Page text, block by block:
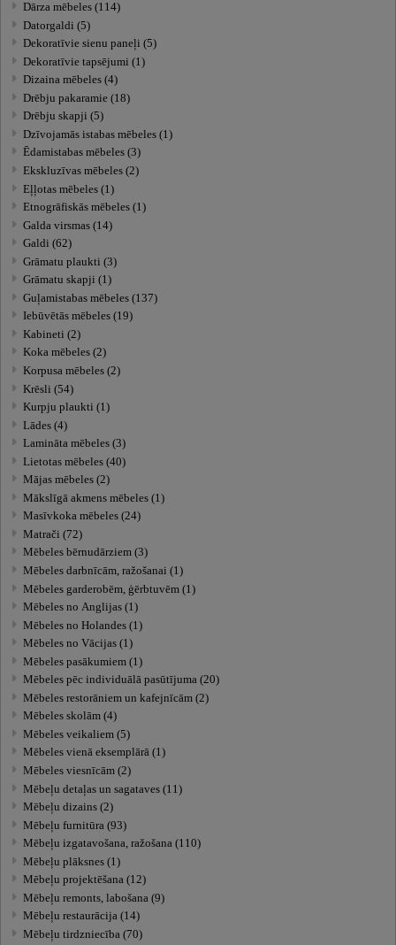
Dārza mēbeles (114)
Datorgaldi (5)
Dekoratīvie sienu paneļi (5)
Dekoratīvie tapsējumi (1)
Dizaina mēbeles (4)
Drēbju pakaramie (18)
Drēbju skapji (5)
Dzīvojamās istabas mēbeles (1)
Ēdamistabas mēbeles (3)
Ekskluzīvas mēbeles (2)
Eļļotas mēbeles (1)
Etnogrāfiskās mēbeles (1)
Galda virsmas (14)
Galdi (62)
Grāmatu plaukti (3)
Grāmatu skapji (1)
Guļamistabas mēbeles (137)
Iebūvētās mēbeles (19)
Kabineti (2)
Koka mēbeles (2)
Korpusa mēbeles (2)
Krēsli (54)
Kurpju plaukti (1)
Lādes (4)
Lamināta mēbeles (3)
Lietotas mēbeles (40)
Mājas mēbeles (2)
Mākslīgā akmens mēbeles (1)
Masīvkoka mēbeles (24)
Matrači (72)
Mēbeles bērnudārziem (3)
Mēbeles darbnīcām, ražošanai (1)
Mēbeles garderobēm, ģērbtuvēm (1)
Mēbeles no Anglijas (1)
Mēbeles no Holandes (1)
Mēbeles no Vācijas (1)
Mēbeles pasākumiem (1)
Mēbeles pēc individuālā pasūtījuma (20)
Mēbeles restorāniem un kafejnīcām (2)
Mēbeles skolām (4)
Mēbeles veikaliem (5)
Mēbeles vienā eksemplārā (1)
Mēbeles viesnīcām (2)
Mēbeļu detaļas un sagataves (11)
Mēbeļu dizains (2)
Mēbeļu furnitūra (93)
Mēbeļu izgatavošana, ražošana (110)
Mēbeļu plāksnes (1)
Mēbeļu projektēšana (12)
Mēbeļu remonts, labošana (9)
Mēbeļu restaurācija (14)
Mēbeļu tirdzniecība (70)